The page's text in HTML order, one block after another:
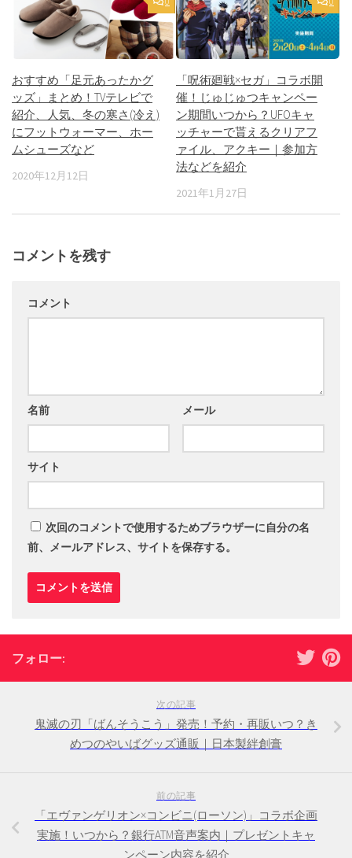
おすすめ「足元あったかグ
ッズ」まとめ！TVテレビで
紹介、人気、冬の寒さ(冷え)
にフットウォーマー、ホー
ムシューズなど
2020年12月12日
「呪術廻戦×セガ」コラボ開
催！じゅじゅつキャンペー
ン期間いつから？UFOキャ
ッチャーで貰えるクリアフ
ァイル、アクキー｜参加方
法などを紹介
2021年1月27日
コメントを残す
コメント
名前 メール
サイト
次回のコメントで使用するためブラウザーに自分の名
前、メールアドレス、サイトを保存する。
フォロー:
次の記事
鬼滅の刃「ばんそうこう」発売！予約・再販いつ？き
めつのやいばグッズ通販｜日本製絆創膏
前の記事
「エヴァンゲリオン×コンビニ(ローソン)」コラボ企画
実施！いつから？銀行ATM音声案内｜プレゼントキャ
ンペーン内容を紹介